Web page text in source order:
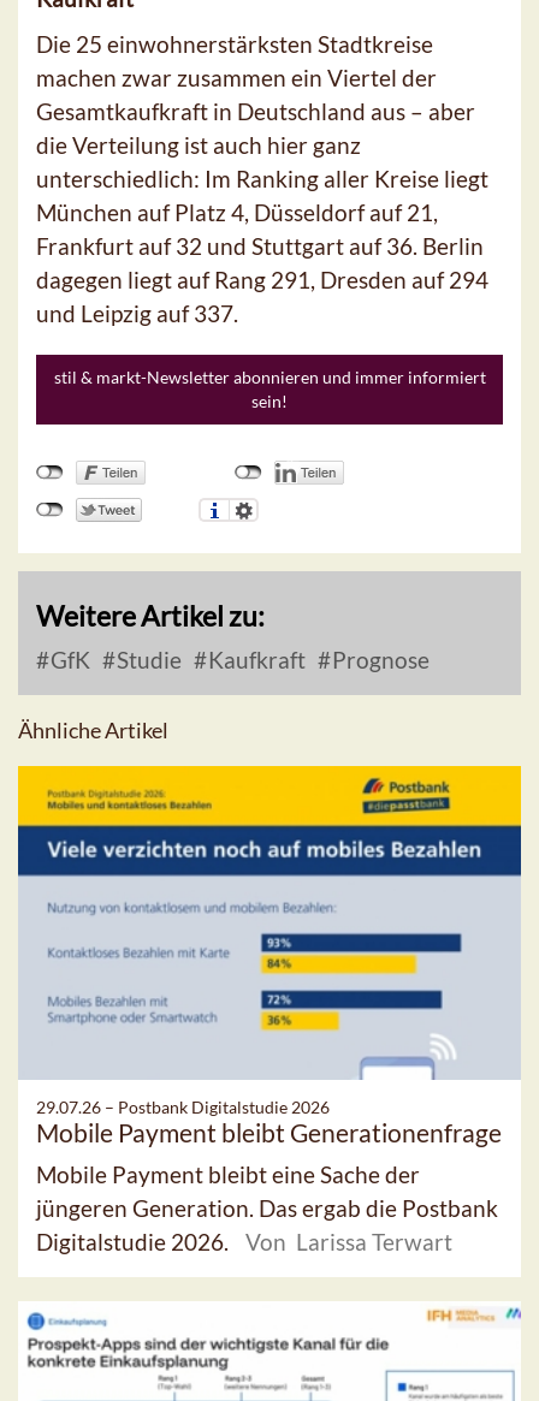
Die 25 einwohnerstärksten Stadtkreise
machen zwar zusammen ein Viertel der
Gesamtkaufkraft in Deutschland aus – aber
die Verteilung ist auch hier ganz
unterschiedlich: Im Ranking aller Kreise liegt
München auf Platz 4, Düsseldorf auf 21,
Frankfurt auf 32 und Stuttgart auf 36. Berlin
dagegen liegt auf Rang 291, Dresden auf 294
und Leipzig auf 337.
stil & markt-Newsletter abonnieren und immer informiert
sein!
Weitere Artikel zu:
GfK Studie Kaufkraft Prognose
Ähnliche Artikel
29.07.26 – Postbank Digitalstudie 2026
Mobile Payment bleibt Generationenfrage
Mobile Payment bleibt eine Sache der
jüngeren Generation. Das ergab die Postbank
Digitalstudie 2026.
Von Larissa Terwart